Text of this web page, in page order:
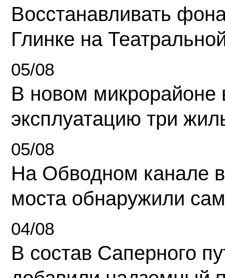
Восстанавливать
Глинке на
05/08
В новом микрорайоне
эксплуатацию три
05/08
На Обводном канале
моста обнаружили
04/08
В состав Саперного